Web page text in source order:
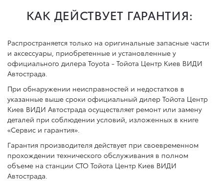
КАК ДЕЙСТВУЕТ ГАРАНТИЯ:
Распространяется только на оригинальные запасные части
и аксессуары, приобретенные и установленные у
официального дилера Toyota - Тойота Центр Киев ВИДИ
Автострада.
При обнаружении неисправностей и недостатков в
указанные выше сроки официальный дилер Тойота Центр
Киев ВИДИ Автострада осуществляет ремонт или замену
деталей при соблюдении условий, изложенных в книге
«Сервис и гарантия».
Гарантия производителя действует при своевременном
прохождении технического обслуживания в полном
объеме на станции СТО Тойота Центр Киев ВИДИ
Автострада.